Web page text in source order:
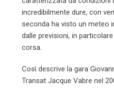
incredibilmente dure, con
seconda ha visto un meteo
dalle previsioni, in
corsa.
Così descrive la gara
Transat Jacque Vabre nel